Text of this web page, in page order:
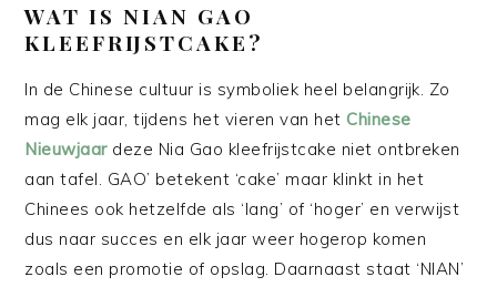
WAT IS NIAN GAO
KLEEFRIJSTCAKE?
In de Chinese cultuur is symboliek heel belangrijk. Zo
mag elk jaar, tijdens het vieren van hetChinese
Nieuwjaardeze Nia Gao kleefrijstcake niet ontbreken
aan tafel. GAO’ betekent ‘cake’ maar klinkt in het
Chinees ook hetzelfde als ‘lang’ of ‘hoger’ en verwijst
dus naar succes en elk jaar weer hogerop komen
zoals een promotie of opslag. Daarnaast staat ‘NIAN’